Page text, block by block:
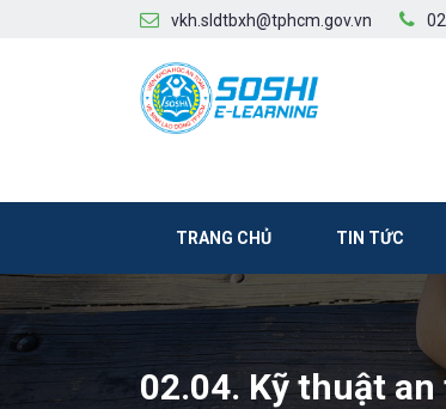
vkh.sldtbxh@tphcm.gov.vn
TRANG CHỦ TIN TỨC
02.04. Kỹ thuật